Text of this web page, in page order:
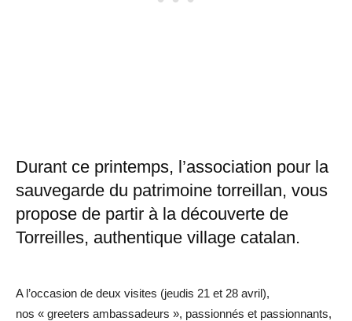
Durant ce printemps, l’association pour la
sauvegarde du patrimoine torreillan, vous
propose de partir à la découverte de
Torreilles, authentique village catalan.
A l’occasion de deux visites (jeudis 21 et 28 avril),
nos « greeters ambassadeurs », passionnés et passionnants,